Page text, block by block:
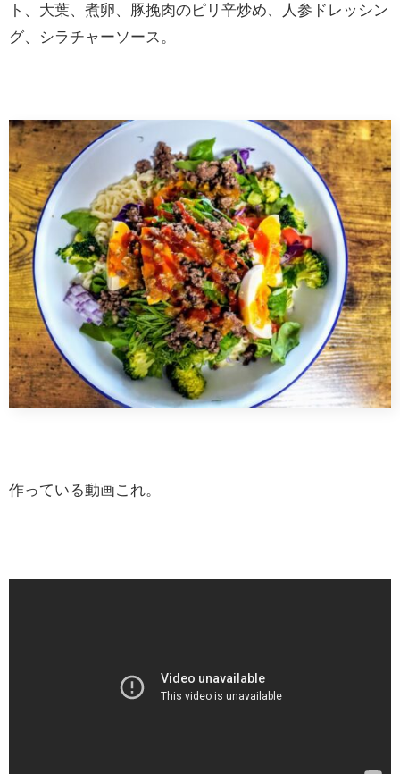
ト、大葉、煮卵、豚挽肉のピリ辛炒め、人参ドレッシン
グ、シラチャーソース。
作っている動画これ。